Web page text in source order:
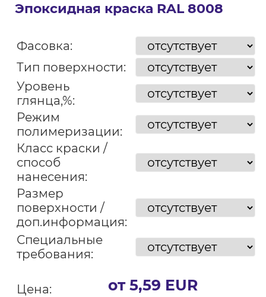
Эпоксидная краска RAL 8008
Фасовка:
Тип поверхности:
Уровень
глянца,%:
Режим
полимеризации:
Класс краски /
способ
нанесения:
Размер
поверхности /
доп.информация:
Специальные
требования:
Цена: от 5,59 EUR